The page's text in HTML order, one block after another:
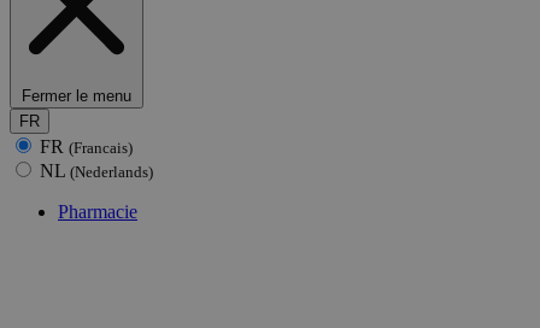
Fermer le menu
FR
FR (Francais)
NL (Nederlands)
Pharmacie